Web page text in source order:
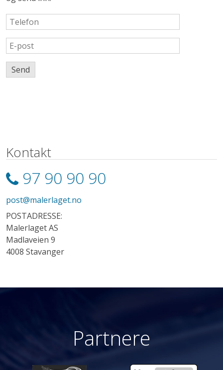
Kontakt
97 90 90 90
post@malerlaget.no
POSTADRESSE:
Malerlaget AS
Madlaveien 9
4008 Stavanger
Partnere